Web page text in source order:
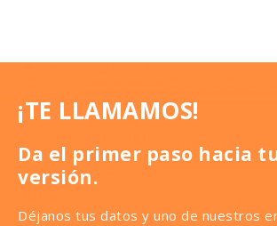
¡TE LLAMAMOS!
Da el primer paso hacia
versión.
Déjanos tus datos y uno de nuestros